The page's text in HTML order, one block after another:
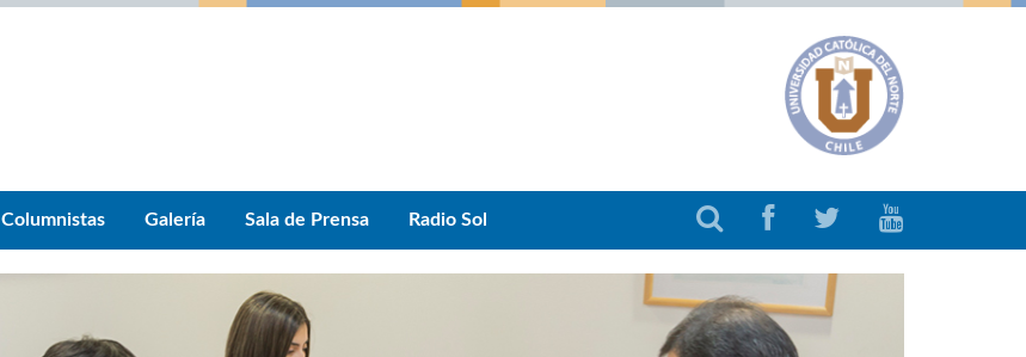
Columnistas Galería Sala de Prensa Radio Sol